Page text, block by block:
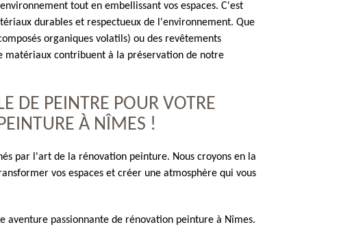
tout en embellissant vos espaces. C'est
durables et respectueux de l'environnement. Que
organiques volatils) ou des revêtements
matériaux contribuent à la préservation de notre
DE PEINTRE POUR VOTRE
À NÎMES !
par l'art de la rénovation peinture. Nous croyons en la
vos espaces et créer une atmosphère qui vous
aventure passionnante de rénovation peinture à Nîmes.